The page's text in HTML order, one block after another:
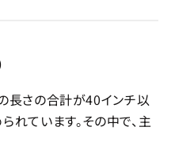
長さの合計が40インチ以
れています。その中で、主